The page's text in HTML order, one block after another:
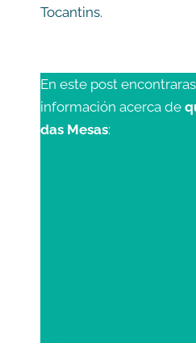
Tocantins.
En este post
información acerca de
das Mesas: